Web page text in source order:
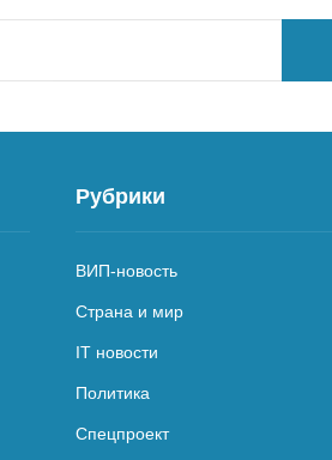
Рубрики
ВИП-новость
Страна и мир
IT новости
Политика
Спецпроект